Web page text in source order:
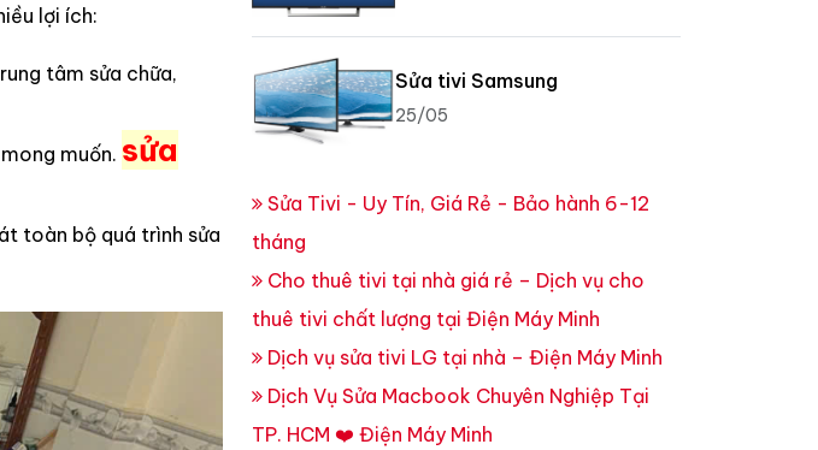
lợi ích:
tâm sửa chữa,
muốn. sửa
toàn bộ quá trình sửa
Sửa tivi Samsung
25/05
Sửa Tivi - Uy Tín, Giá Rẻ - Bảo hành 6-12
tháng
Cho thuê tivi tại nhà giá rẻ – Dịch vụ cho
thuê tivi chất lượng tại Điện Máy Minh
Dịch vụ sửa tivi LG tại nhà – Điện Máy Minh
Dịch Vụ Sửa Macbook Chuyên Nghiệp Tại
TP. HCM ❤️ Điện Máy Minh